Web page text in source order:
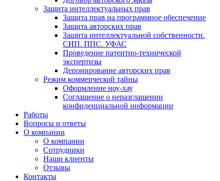
Защита интеллектуальных прав
Защита прав на программное обеспечение
Защита авторских прав
Защита интеллектуальной собственности.
СИП. ППС. УФАС
Проведение патентно-технической
экспертизы
Депонирование авторских прав
Режим коммерческой тайны
Оформление ноу-хау
Соглашение о неразглашении
конфиденциальной информации
Работы
Вопросы и ответы
О компании
О компании
Сотрудники
Наши клиенты
Отзывы
Контакты